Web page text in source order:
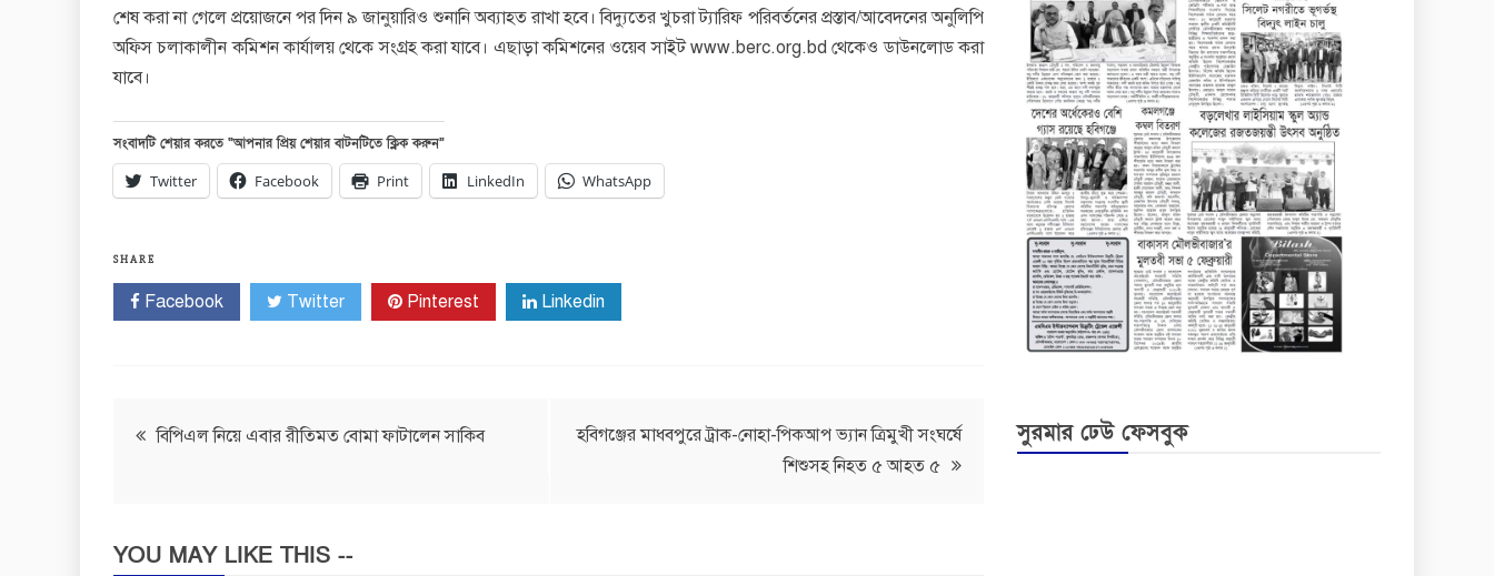
শেষ করা না গেলে প্রয়োজনে পর দিন ৯ জানুয়ারিও শুনানি অব্যাহত রাখা হবে। বিদ্যুতের খুচরা ট্যারিফ পরিবর্তনের প্রস্তাব/আবেদনের অনুলিপি
অফিস চলাকালীন কমিশন কার্যালয় থেকে সংগ্রহ করা যাবে। এছাড়া কমিশনের ওয়েব সাইট www.berc.org.bd থেকেও ডাউনলোড করা
যাবে।
সংবাদটি শেয়ার করতে “আপনার প্রিয় শেয়ার বাটনটিতে ক্লিক করুন”
Twitter Facebook Print LinkedIn WhatsApp
SHARE
Facebook Twitter Pinterest Linkedin
Post
বিপিএল নিয়ে এবার রীতিমত বোমা ফাটালেন সাকিব
হবিগঞ্জের মাধবপুরে ট্রাক-নোহা-পিকআপ ভ্যান ত্রিমুখী সংঘর্ষে
শিশুসহ নিহত ৫ আহত ৫
YOU MAY LIKE THIS --
সুরমার ঢেউ ফেসবুক